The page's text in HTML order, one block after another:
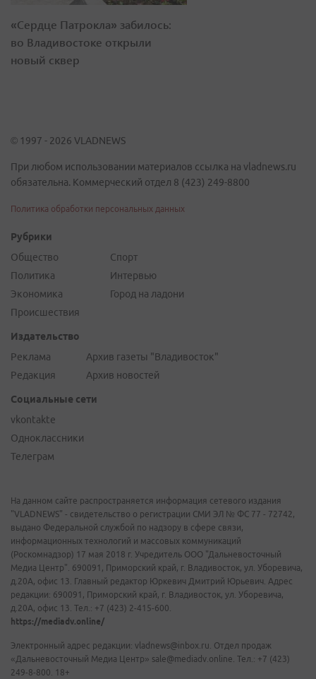
«Сердце Патрокла» забилось:
во Владивостоке открыли
новый сквер
© 1997 - 2026 VLADNEWS
При любом использовании материалов ссылка на vladnews.ru
обязательна. Коммерческий отдел 8 (423) 249-8800
Политика обработки персональных данных
Рубрики
Общество
Политика
Экономика
Происшествия
Спорт
Интервью
Город на ладони
Издательство
Реклама
Редакция
Архив газеты "Владивосток"
Архив новостей
Социальные сети
vkontakte
Одноклассники
Телеграм
На данном сайте распространяется информация сетевого издания
"VLADNEWS" - свидетельство о регистрации СМИ ЭЛ № ФС 77 - 72742,
выдано Федеральной службой по надзору в сфере связи,
информационных технологий и массовых коммуникаций
(Роскомнадзор) 17 мая 2018 г. Учредитель ООО "Дальневосточный
Медиа Центр". 690091, Приморский край, г. Владивосток, ул. Уборевича,
д.20А, офис 13. Главный редактор Юркевич Дмитрий Юрьевич. Адрес
редакции: 690091, Приморский край, г. Владивосток, ул. Уборевича,
д.20А, офис 13. Тел.: +7 (423) 2-415-600.
https://mediadv.online/
Электронный адрес редакции: vladnews@inbox.ru. Отдел продаж
«Дальневосточный Медиа Центр» sale@mediadv.online. Тел.: +7 (423)
249-8-800. 18+